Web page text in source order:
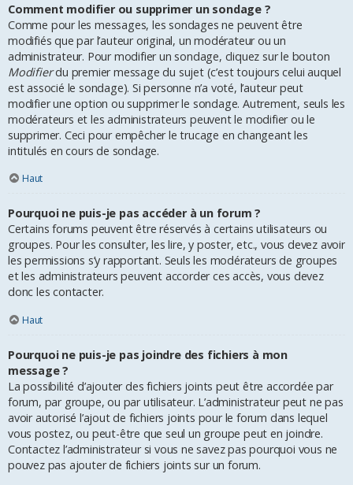
Comment modifier ou supprimer un sondage ?
Comme pour les messages, les sondages ne peuvent être
modifiés que par l’auteur original, un modérateur ou un
administrateur. Pour modifier un sondage, cliquez sur le bouton
Modifierdu premier message du sujet (c’est toujours celui auquel
est associé le sondage). Si personne n’a voté, l’auteur peut
modifier une option ou supprimer le sondage. Autrement, seuls les
modérateurs et les administrateurs peuvent le modifier ou le
supprimer. Ceci pour empêcher le trucage en changeant les
intitulés en cours de sondage.
Haut
Pourquoi ne puis-je pas accéder à un forum ?
Certains forums peuvent être réservés à certains utilisateurs ou
groupes. Pour les consulter, les lire, y poster, etc., vous devez avoir
les permissions s’y rapportant. Seuls les modérateurs de groupes
et les administrateurs peuvent accorder ces accès, vous devez
donc les contacter.
Haut
Pourquoi ne puis-je pas joindre des fichiers à mon
message ?
La possibilité d’ajouter des fichiers joints peut être accordée par
forum, par groupe, ou par utilisateur. L’administrateur peut ne pas
avoir autorisé l’ajout de fichiers joints pour le forum dans lequel
vous postez, ou peut-être que seul un groupe peut en joindre.
Contactez l’administrateur si vous ne savez pas pourquoi vous ne
pouvez pas ajouter de fichiers joints sur un forum.